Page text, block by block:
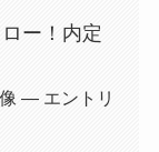
ー！内定
— エントリ